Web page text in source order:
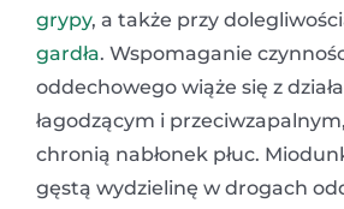
grypy, a także przy
gardła. Wspomaganie
oddechowego wiąże się z
łagodzącym i
chronią nabłonek płuc.
gęstą wydzielinę w drogach